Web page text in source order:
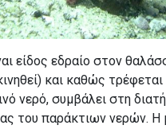
είδος εδραίο στον
και καθώς
νερό, συμβάλει στη
του παράκτιων νερών. Η